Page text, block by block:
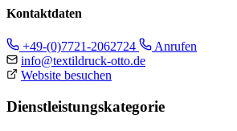
Kontaktdaten
+49-(0)7721-2062724
Anrufen
info@textildruck-otto.de
Website besuchen
Dienstleistungskategorie